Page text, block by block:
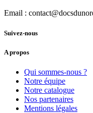
Email :
Suivez-nous
A propos
Qui sommes-nous ?
Notre équipe
Notre catalogue
Nos partenaires
Mentions légales